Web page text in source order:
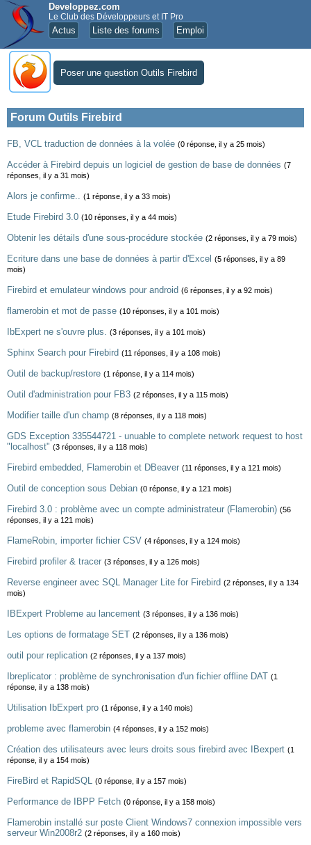
Developpez.com
Le Club des Développeurs et IT Pro
Actus Liste des forums Emploi
Poser une question Outils Firebird
Forum Outils Firebird
FB, VCL traduction de données à la volée (0 réponse, il y a 25 mois)
Accéder à Firebird depuis un logiciel de gestion de base de données (7
réponses, il y a 31 mois)
Alors je confirme.. (1 réponse, il y a 33 mois)
Etude Firebird 3.0 (10 réponses, il y a 44 mois)
Obtenir les détails d'une sous-procédure stockée (2 réponses, il y a 79 mois)
Ecriture dans une base de données à partir d'Excel (5 réponses, il y a 89
mois)
Firebird et emulateur windows pour android (6 réponses, il y a 92 mois)
flamerobin et mot de passe (10 réponses, il y a 101 mois)
IbExpert ne s'ouvre plus. (3 réponses, il y a 101 mois)
Sphinx Search pour Firebird (11 réponses, il y a 108 mois)
Outil de backup/restore (1 réponse, il y a 114 mois)
Outil d'administration pour FB3 (2 réponses, il y a 115 mois)
Modifier taille d'un champ (8 réponses, il y a 118 mois)
GDS Exception 335544721 - unuable to complete network request to host
"localhost" (3 réponses, il y a 118 mois)
Firebird embedded, Flamerobin et DBeaver (11 réponses, il y a 121 mois)
Outil de conception sous Debian (0 réponse, il y a 121 mois)
Firebird 3.0 : problème avec un compte administrateur (Flamerobin) (56
réponses, il y a 121 mois)
FlameRobin, importer fichier CSV (4 réponses, il y a 124 mois)
Firebird profiler & tracer (3 réponses, il y a 126 mois)
Reverse engineer avec SQL Manager Lite for Firebird (2 réponses, il y a 134
mois)
IBExpert Probleme au lancement (3 réponses, il y a 136 mois)
Les options de formatage SET (2 réponses, il y a 136 mois)
outil pour replication (2 réponses, il y a 137 mois)
Ibreplicator : problème de synchronisation d'un fichier offline DAT (1
réponse, il y a 138 mois)
Utilisation IbExpert pro (1 réponse, il y a 140 mois)
probleme avec flamerobin (4 réponses, il y a 152 mois)
Création des utilisateurs avec leurs droits sous firebird avec IBexpert (1
réponse, il y a 154 mois)
FireBird et RapidSQL (0 réponse, il y a 157 mois)
Performance de IBPP Fetch (0 réponse, il y a 158 mois)
Flamerobin installé sur poste Client Windows7 connexion impossible vers
serveur Win2008r2 (2 réponses, il y a 160 mois)